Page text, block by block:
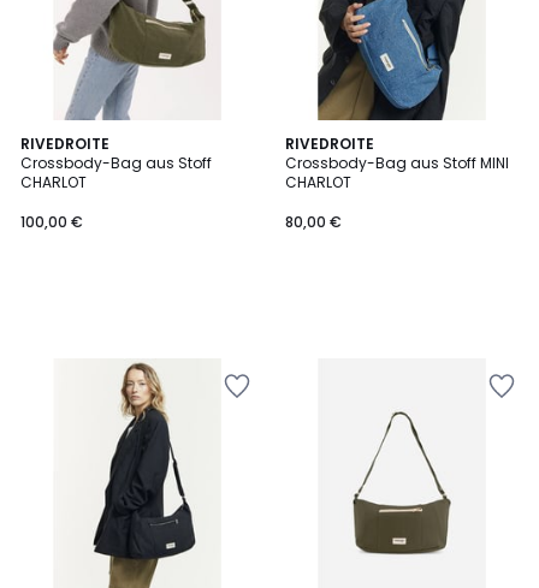
RIVEDROITE
Crossbody-Bag aus Stoff
CHARLOT
100,00 €
RIVEDROITE
Crossbody-Bag aus Stoff MINI
CHARLOT
80,00 €